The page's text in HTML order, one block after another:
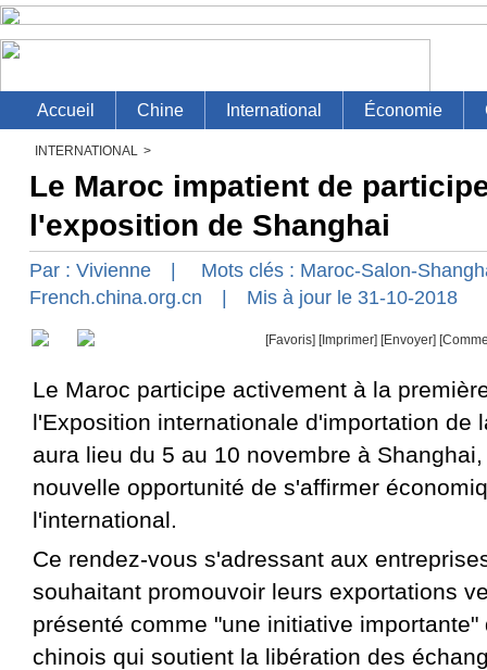
INTERNATIONAL >
Le Maroc impatient de
l'exposition de Shanghai
Par : Vivienne | Mots clés : Maroc-Salon-
French.china.org.cn | Mis à jour le 31-10-2018
[Favoris] [Imprimer] [Envoyer]
Le Maroc participe activement à la
l'Exposition internationale d'importation de
aura lieu du 5 au 10 novembre à
nouvelle opportunité de s'affirmer
l'international.
Ce rendez-vous s'adressant aux
souhaitant promouvoir leurs exportations
présenté comme "une initiative
chinois qui soutient la libération des